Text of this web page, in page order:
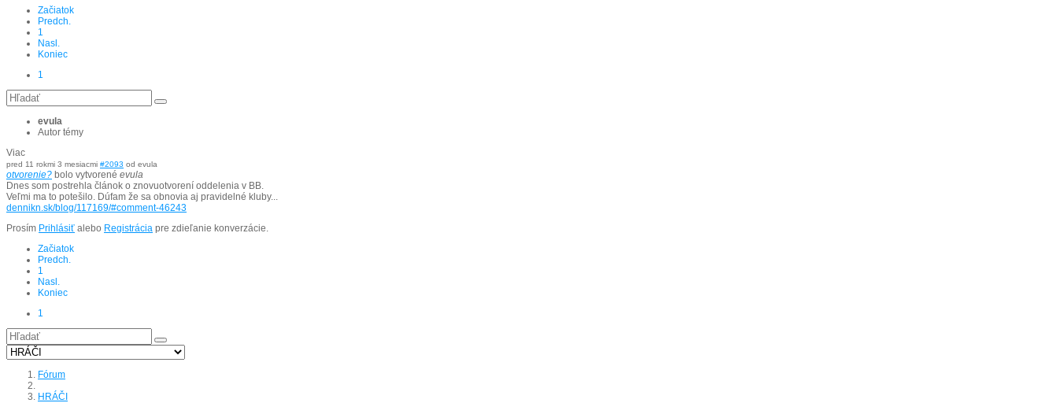
Začiatok
Predch.
1
Nasl.
Koniec
1
evula
Autor témy
Viac
pred 11 rokmi 3 mesiacmi #2093 od evula
otvorenie? bolo vytvorené evula
Dnes som postrehla článok o znovuotvorení oddelenia v BB.
Veľmi ma to potešilo. Dúfam že sa obnovia aj pravidelné kluby...
dennikn.sk/blog/117169/#comment-46243
Prosím Prihlásiť alebo Registrácia pre zdieľanie konverzácie.
Začiatok
Predch.
1
Nasl.
Koniec
1
Fórum
HRÁČI